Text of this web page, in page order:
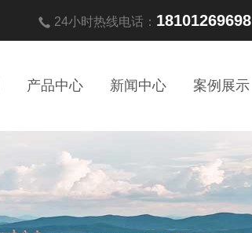
24小时热线电话： 18101269698
产品中心 新闻中心 案例展示